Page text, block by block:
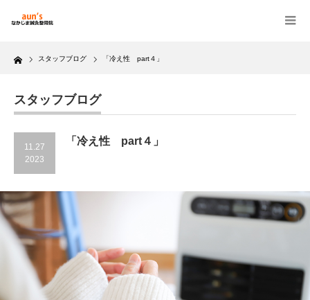
Home スタッフブログ 「冷え性 part４」
スタッフブログ
11.27
2023
「冷え性 part４」